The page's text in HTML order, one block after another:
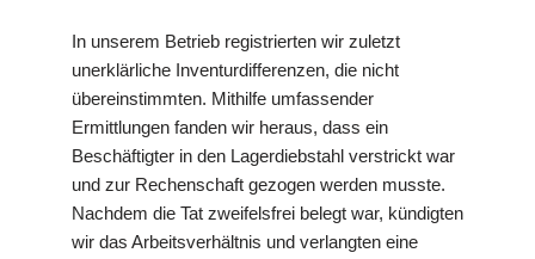
In unserem Betrieb registrierten wir zuletzt
unerklärliche Inventurdifferenzen, die nicht
übereinstimmten. Mithilfe umfassender
Ermittlungen fanden wir heraus, dass ein
Beschäftigter in den Lagerdiebstahl verstrickt war
und zur Rechenschaft gezogen werden musste.
Nachdem die Tat zweifelsfrei belegt war, kündigten
wir das Arbeitsverhältnis und verlangten eine